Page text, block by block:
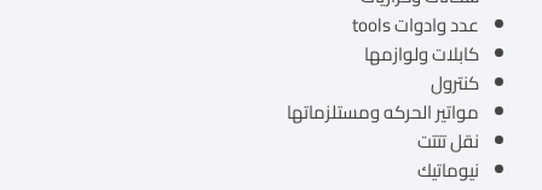
عدد وادوات tools
كابلات ولوازمها
كنترول
مواتير الحركه ومستلزماتها
نقل تتتت
نيوماتيك